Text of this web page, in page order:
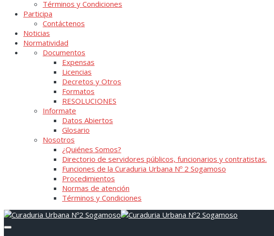
Términos y Condiciones
Participa
Contáctenos
Noticias
Normatividad
Documentos
Expensas
Licencias
Decretos y Otros
Formatos
RESOLUCIONES
Informate
Datos Abiertos
Glosario
Nosotros
¿Quiénes Somos?
Directorio de servidores públicos, funcionarios y contratistas.
Funciones de la Curaduria Urbana Nº 2 Sogamoso
Procedimientos
Normas de atención
Términos y Condiciones